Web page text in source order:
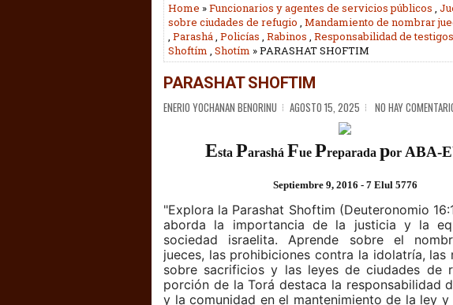
Home »Funcionarios y agentes de servicios públicos ,
sobre ciudades de refugio , Mandamiento de nombrar
, Parashá, Policías , Rabinos , Responsabilidad de
Shoftím , Shotím » PARASHAT SHOFTIM
PARASHAT SHOFTIM
ENERIO YOCHANAN BENORINU AGOSTO 15, 2025 NO HAY
Esta Parashá Fue Preparada por ABA-
Septiembre 9, 2016 - 7 Elul 5776
"Explora la Parashat Shoftim (Deuteronomio
aborda la importancia de la justicia y la
sociedad israelita. Aprende sobre el
jueces, las prohibiciones contra la idolatría, las
sobre sacrificios y las leyes de ciudades de
porción de la Torá destaca la responsabilidad
y la comunidad en el mantenimiento de la ley y